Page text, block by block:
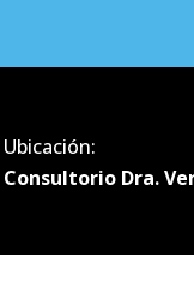
Ubicación:
Consultorio Dra.